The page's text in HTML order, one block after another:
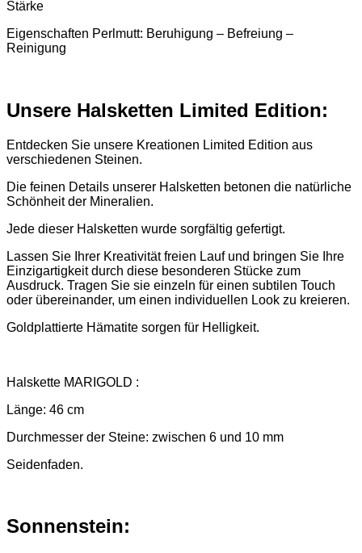
Stärke
Eigenschaften Perlmutt: Beruhigung – Befreiung –
Reinigung
Unsere Halsketten Limited Edition:
Entdecken Sie unsere Kreationen Limited Edition aus
verschiedenen Steinen.
Die feinen Details unserer Halsketten betonen die natürliche
Schönheit der Mineralien.
Jede dieser Halsketten wurde sorgfältig gefertigt.
Lassen Sie Ihrer Kreativität freien Lauf und bringen Sie Ihre
Einzigartigkeit durch diese besonderen Stücke zum
Ausdruck. Tragen Sie sie einzeln für einen subtilen Touch
oder übereinander, um einen individuellen Look zu kreieren.
Goldplattierte Hämatite sorgen für Helligkeit.
Halskette MARIGOLD :
Länge: 46 cm
Durchmesser der Steine: zwischen 6 und 10 mm
Seidenfaden.
Sonnenstein: